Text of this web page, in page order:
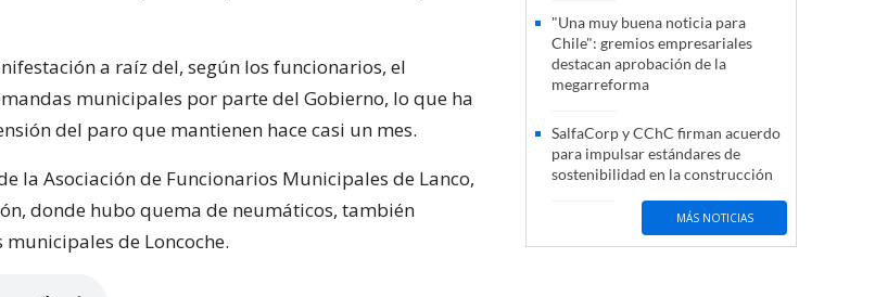
a raíz del, según los funcionarios, el
municipales por parte del Gobierno, lo que ha
del paro que mantienen hace casi un mes.
la Asociación de Funcionarios Municipales de Lanco,
donde hubo quema de neumáticos, también
de Loncoche.
"Una muy buena noticia para
Chile": gremios empresariales
destacan aprobación de la
megarreforma
SalfaCorp y CChC firman acuerdo
para impulsar estándares de
sostenibilidad en la construcción
MÁS NOTICIAS